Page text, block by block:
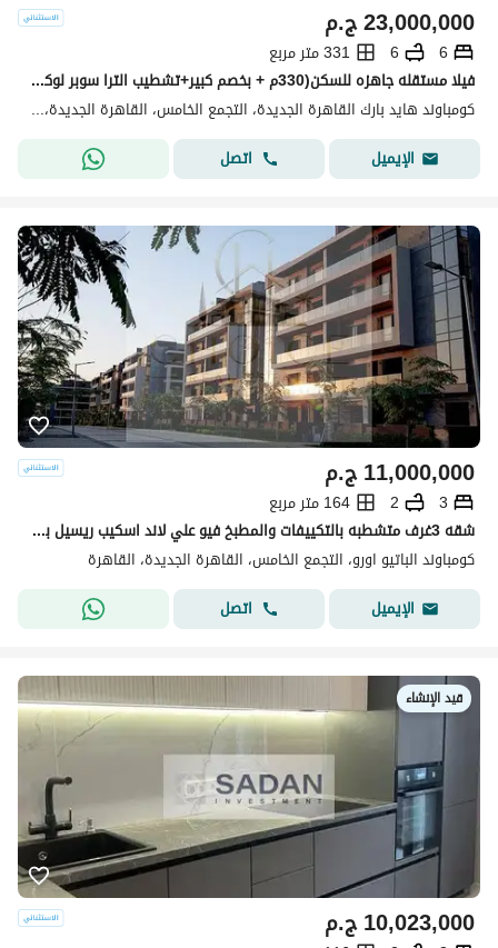
ج.م23,000,000
6
6
331 متر مربع
فيلا مستقله جاهزه للسكن(330م + بخصم كبير+تشطيب الترا سوبر لوكس)فيلا للبيع في هايد بارك التجمع الخامس القاهره الجديده Hyde park بجوارMivida&ماونتن فيو
كومباوند هايد بارك القاهرة الجديدة، التجمع الخامس، القاهرة الجديدة، القاهرة
الإيميل
اتصل
ج.م11,000,000
3
2
164 متر مربع
شقه 3غرف متشطبه بالتكييفات والمطبخ فيو علي لاند اسكيب ريسيل بسعر اقل من الشركه في كمبوند الباتيو اورو التجمع الخامس
كومباوند الباتيو اورو، التجمع الخامس، القاهرة الجديدة، القاهرة
الإيميل
اتصل
قيد الإنشاء
ج.م10,023,000